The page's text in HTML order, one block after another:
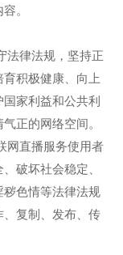
。
法律法规，坚持正
积极健康、向上
家利益和公共利
正的网络空间。
网直播服务使用者
破坏社会稳定、
色情等法律法规
复制、发布、传